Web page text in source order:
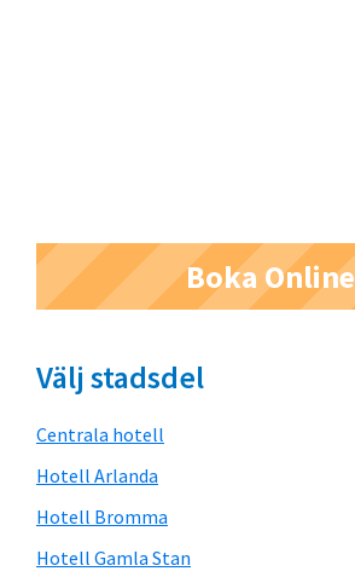
Primärt
sidofält
Boka Online
Välj stadsdel
Centrala hotell
Hotell Arlanda
Hotell Bromma
Hotell Gamla Stan